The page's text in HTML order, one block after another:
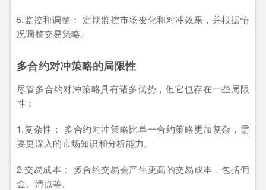
5.监控和调整： 定期监控市场变化和对冲效果，并根据情
况调整交易策略。
多合约对冲策略的局限性
尽管多合约对冲策略具有诸多优势，但它也存在一些局限
性：
1.复杂性： 多合约对冲策略比单一合约策略更加复杂，需
要更深入的市场知识和分析能力。
2.交易成本： 多合约交易会产生更高的交易成本，包括佣
金、滑点等。